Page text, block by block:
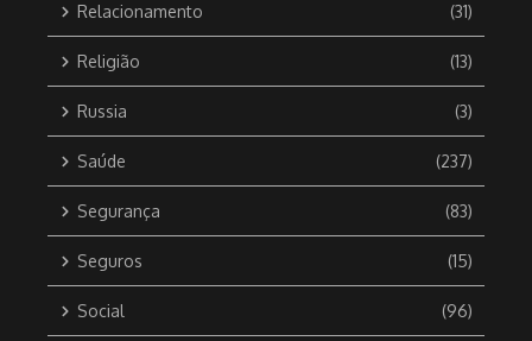
Relacionamento (31)
Religião (13)
Russia (3)
Saúde (237)
Segurança (83)
Seguros (15)
Social (96)